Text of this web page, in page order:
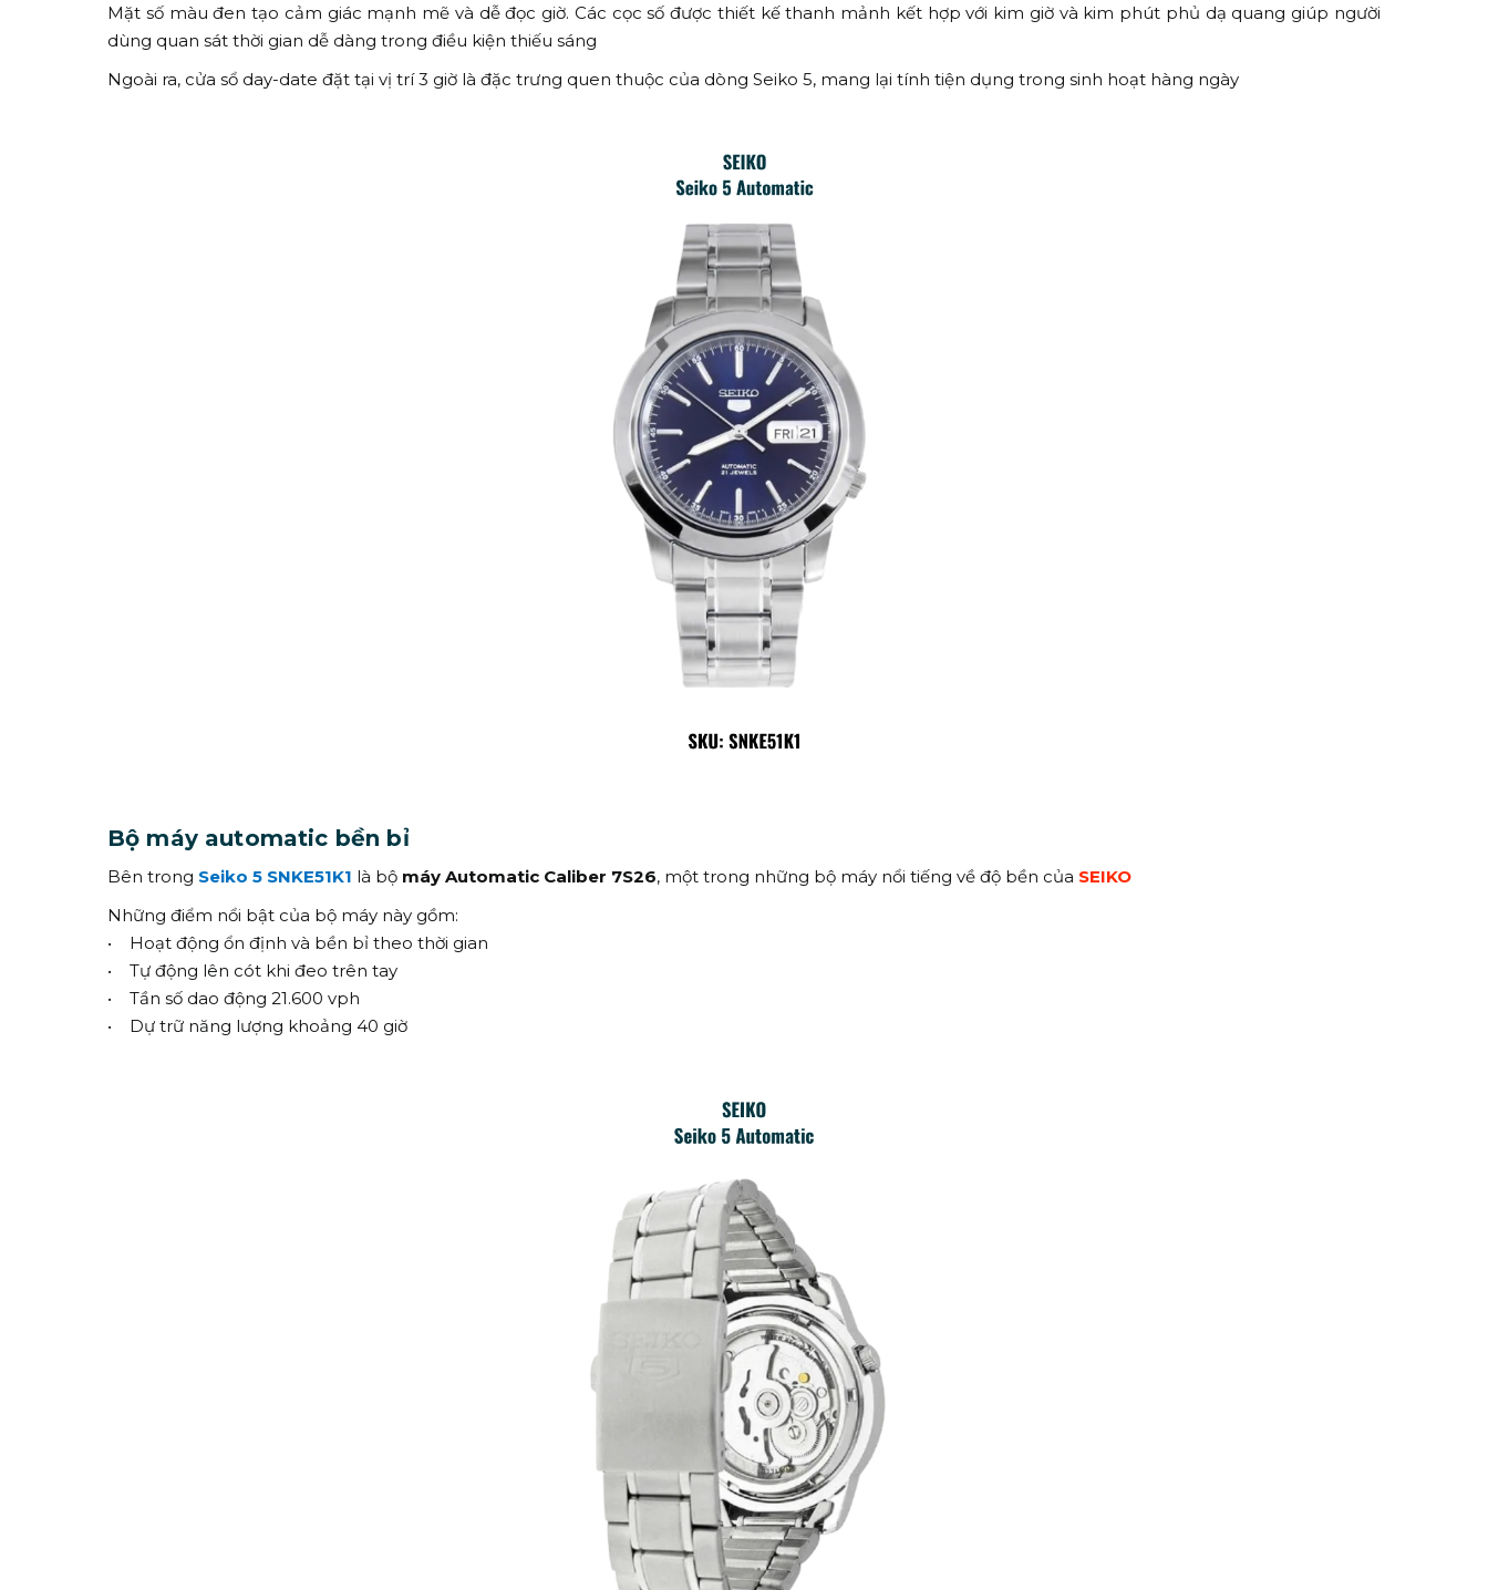
Mặt số màu đen tạo cảm giác mạnh mẽ và dễ đọc giờ. Các cọc số được thiết kế thanh mảnh kết hợp với kim giờ và kim phút phủ dạ quang giúp người
dùng quan sát thời gian dễ dàng trong điều kiện thiếu sáng
Ngoài ra, cửa sổ day-date đặt tại vị trí 3 giờ là đặc trưng quen thuộc của dòng Seiko 5, mang lại tính tiện dụng trong sinh hoạt hàng ngày
Bộ máy automatic bền bỉ
Bên trong Seiko 5 SNKE51K1 là bộ máy Automatic Caliber 7S26, một trong những bộ máy nổi tiếng về độ bền của SEIKO
Những điểm nổi bật của bộ máy này gồm:
• Hoạt động ổn định và bền bỉ theo thời gian
• Tự động lên cót khi đeo trên tay
• Tần số dao động 21.600 vph
• Dự trữ năng lượng khoảng 40 giờ